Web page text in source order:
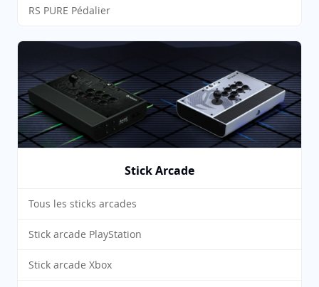
RS PURE Pédalier
Stick Arcade
Tous les sticks arcades
Stick arcade PlayStation
Stick arcade Xbox